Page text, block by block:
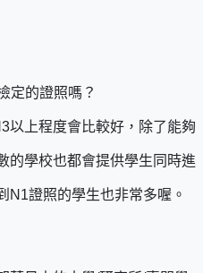
定的證照嗎？
以上程度會比較好，除了能夠
的學校也都會提供學生同時進
N1證照的學生也非常多喔。